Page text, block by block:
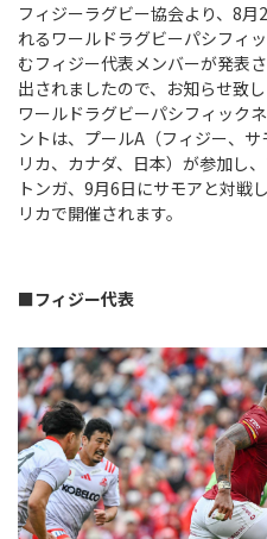
ラグビーって何？
会場紹介
クラブからのお願い
選手・スタッフ
選手
スタッフ
マスコット
クラブ情報
クラブ情報
株式会社 ブレイブルーパス
地域貢献活動
アカデミー
パートナー
パートナー
フィジーラグビー協会より、8
れるワールドラグビーパシフィ
むフィジー代表メンバーが発表
出されましたので、お知らせ致し
ワールドラグビーパシフィック
ントは、プールA（フィジー、
リカ、カナダ、日本）が参加し
トンガ、9月6日にサモアと対戦
リカで開催されます。
■フィジー代表